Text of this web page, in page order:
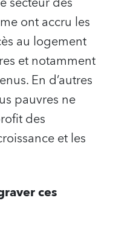
ont accru les
au logement
et notamment
En d’autres
pauvres ne
des
et les
ces